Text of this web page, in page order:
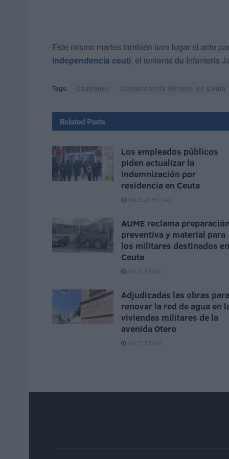
Este mismo martes también tuvo lugar el acto
Independencia ceutí, el teniente de Infantería
Tags: Castrense Comandancia General de Ceuta
Related Posts
Los empleados públicos
piden actualizar la
indemnización por
residencia en Ceuta
HACE 23 HORAS
AUME reclama preparación
preventiva y material para
los militares destinados en
Ceuta
HACE 3 DÍAS
Adjudicadas las obras para
renovar la red de agua en
viviendas militares de la
avenida Otero
HACE 3 DÍAS